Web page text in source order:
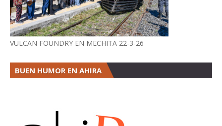
VULCAN FOUNDRY EN MECHITA 22-3-26
BUEN HUMOR EN AHIRA